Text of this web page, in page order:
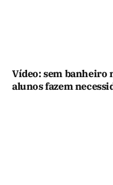
Vídeo: sem banheiro
alunos fazem